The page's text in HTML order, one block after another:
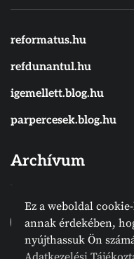
reformatus.hu
refdunantul.hu
igemellett.blog.hu
parpercesek.blog.hu
Archívum
Archívum
Hónap kijelölése
Archívum
Ez a weboldal
annak érdekében,
nyújthassuk Ön